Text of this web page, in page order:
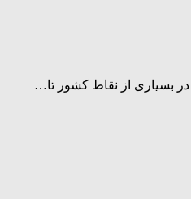
بسیاری از نقاط کشور تا…